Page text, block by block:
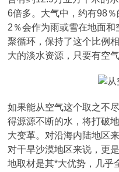
6倍多。大气中，约有98
2％会作为雨或雪在地面
聚循环，保持了这个比例
大的淡水资源，只要有空
如果能从空气这个取之不
得源源不断的水，将打破
大变革。对沿海内陆地区
对干旱沙漠地区来说，更
地取材是其*大优势，几乎